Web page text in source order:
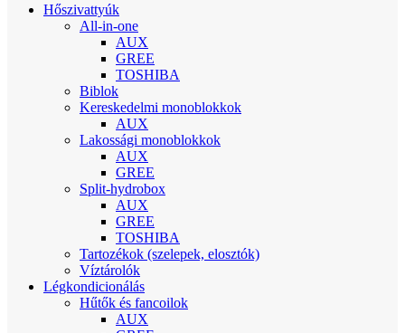
Hőszivattyúk
All-in-one
AUX
GREE
TOSHIBA
Biblok
Kereskedelmi monoblokkok
AUX
Lakossági monoblokkok
AUX
GREE
Split-hydrobox
AUX
GREE
TOSHIBA
Tartozékok (szelepek, elosztók)
Víztárolók
Légkondicionálás
Hűtők és fancoilok
AUX